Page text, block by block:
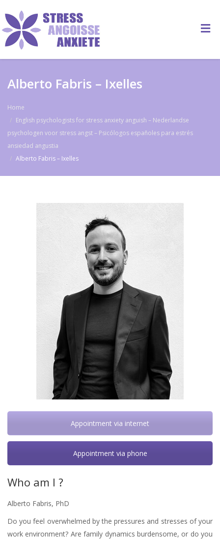
Alberto Fabris – Ixelles
Home
English psychologists for stress anxiety anguish – Nederlandse
psychologen voor stress angst – Psicólogos españoles para estrés
ansiedad angustia
Alberto Fabris – Ixelles
Who am I ?
Alberto Fabris, PhD
Do you feel overwhelmed by the pressures and stresses of your
work environment? Are family dynamics burdensome, or do you
Appointment via internet
Appointment via phone